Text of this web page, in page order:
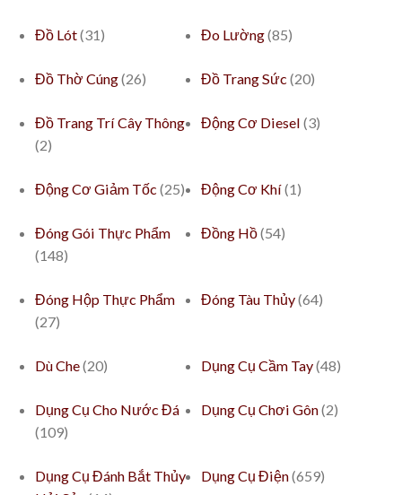
Đồ Lót(31) Đo Lường(85)
Đồ Thờ Cúng(26) Đồ Trang Sức(20)
Đồ Trang Trí Cây Thông
(2)
Động Cơ Diesel (3)
Động Cơ Giảm Tốc(25) Động Cơ Khí(1)
Đóng Gói Thực Phẩm
(148)
Đồng Hồ(54)
Đóng Hộp Thực Phẩm
(27)
Đóng Tàu Thủy(64)
Dù Che(20) Dụng Cụ Cầm Tay(48)
Dụng Cụ Cho Nước Đá
(109)
Dụng Cụ Chơi Gôn(2)
Dụng Cụ Đánh Bắt Thủy
Dụng Cụ Điện(659)